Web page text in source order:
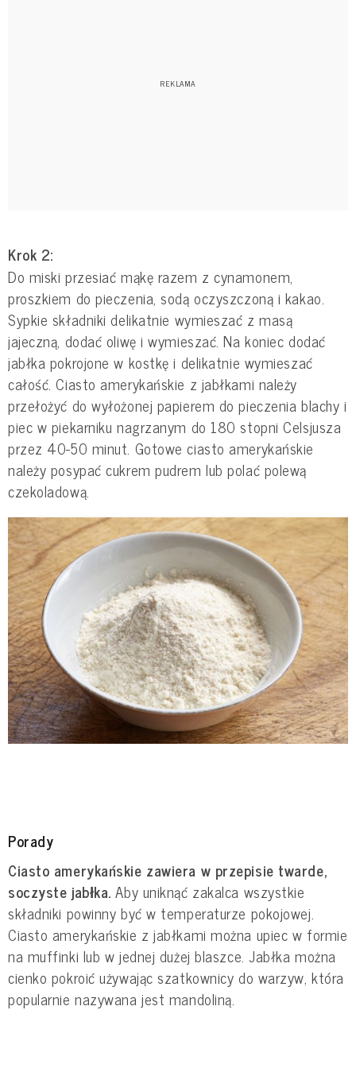
Krok 2:
Do miski przesiać mąkę razem z cynamonem,
proszkiem do pieczenia, sodą oczyszczoną i kakao.
Sypkie składniki delikatnie wymieszać z masą
jajeczną, dodać oliwę i wymieszać. Na koniec dodać
jabłka pokrojone w kostkę i delikatnie wymieszać
całość. Ciasto amerykańskie z jabłkami należy
przełożyć do wyłożonej papierem do pieczenia blachy i
piec w piekarniku nagrzanym do 180 stopni Celsjusza
przez 40-50 minut. Gotowe ciasto amerykańskie
należy posypać cukrem pudrem lub polać polewą
czekoladową.
Porady
Ciasto amerykańskie zawiera w przepisie twarde,
soczyste jabłka. Aby uniknąć zakalca wszystkie
składniki powinny być w temperaturze pokojowej.
Ciasto amerykańskie z jabłkami można upiec w formie
na muffinki lub w jednej dużej blaszce. Jabłka można
cienko pokroić używając szatkownicy do warzyw, która
popularnie nazywana jest mandoliną.